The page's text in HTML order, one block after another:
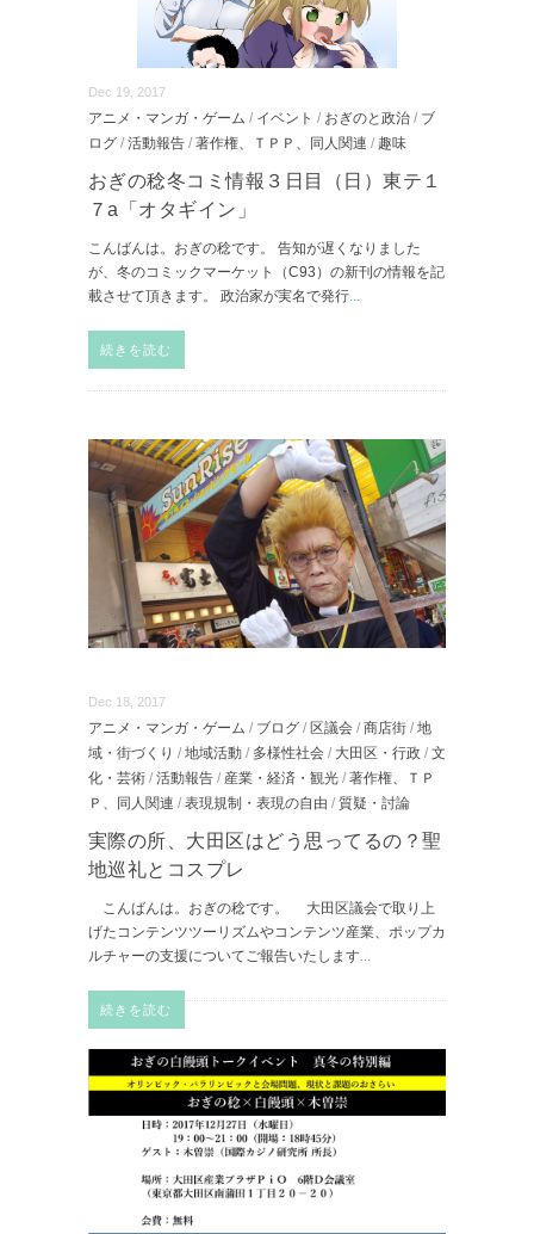
Dec 19, 2017
アニメ・マンガ・ゲーム / イベント / おぎのと政治 / ブ
ログ / 活動報告 / 著作権、ＴＰＰ、同人関連 / 趣味
おぎの稔冬コミ情報３日目（日）東テ１
７a「オタギイン」
こんばんは。おぎの稔です。 告知が遅くなりました
が、冬のコミックマーケット（C93）の新刊の情報を記
載させて頂きます。 政治家が実名で発行
続きを読む
Dec 18, 2017
アニメ・マンガ・ゲーム / ブログ / 区議会 / 商店街 / 地
域・街づくり / 地域活動 / 多様性社会 / 大田区・行政 / 文
化・芸術 / 活動報告 / 産業・経済・観光 / 著作権、ＴＰ
Ｐ、同人関連 / 表現規制・表現の自由 / 質疑・討論
実際の所、大田区はどう思ってるの？聖
地巡礼とコスプレ
こんばんは。おぎの稔です。 大田区議会で取り上
げたコンテンツツーリズムやコンテンツ産業、ポップカ
ルチャーの支援についてご報告いたします
続きを読む